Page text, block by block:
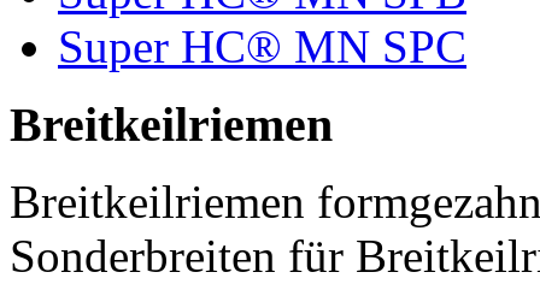
Super HC® MN SPC
Breitkeilriemen
Breitkeilriemen
Sonderbreiten für